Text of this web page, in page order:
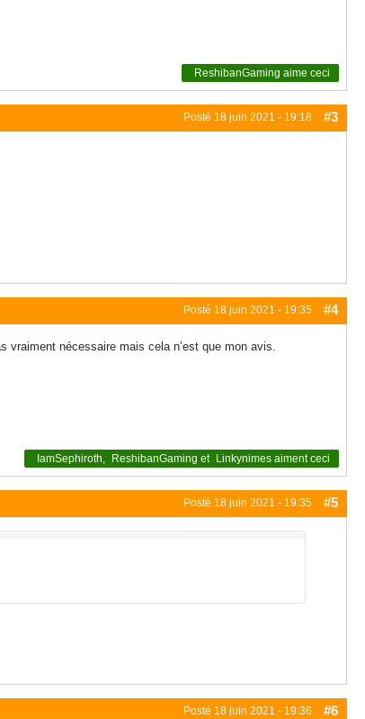
ReshibanGaming aime ceci
Posté 18 juin 2021 - 19:18 #3
Posté 18 juin 2021 - 19:35 #4
vraiment nécessaire mais cela n’est que mon avis.
IamSephiroth, ReshibanGaming et Linkynimes aiment ceci
Posté 18 juin 2021 - 19:35 #5
Posté 18 juin 2021 - 19:36 #6